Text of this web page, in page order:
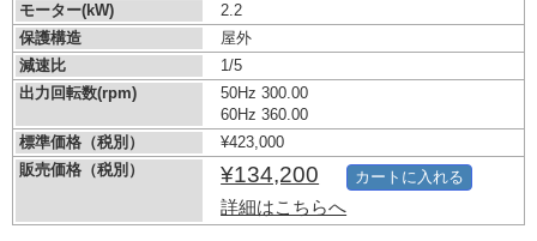
モーター(kW)
2.2
保護構造
屋外
減速比
1/5
出力回転数(rpm)
50Hz 300.00
60Hz 360.00
標準価格（税別）
¥423,000
販売価格（税別）
¥134,200
詳細はこちらへ
カートに入れる